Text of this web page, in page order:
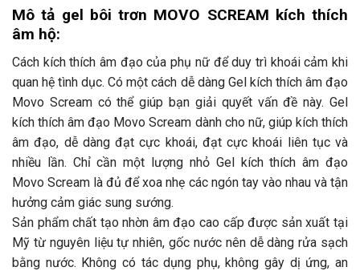
Mô tả gel bôi trơn MOVO SCREAM kích thích
âm hộ:
Cách kích thích âm đạo của phụ nữ để duy trì khoái cảm khi
quan hệ tình dục. Có một cách dễ dàng Gel kích thích âm đạo
Movo Scream có thể giúp bạn giải quyết vấn đề này. Gel
kích thích âm đạo Movo Scream dành cho nữ, giúp kích thích
âm đạo, dễ dàng đạt cực khoái, đạt cực khoái liên tục và
nhiều lần. Chỉ cần một lượng nhỏ Gel kích thích âm đạo
Movo Scream là đủ để xoa nhẹ các ngón tay vào nhau và tận
hưởng cảm giác sung sướng.
Sản phẩm chất tạo nhờn âm đạo cao cấp được sản xuất tại
Mỹ từ nguyên liệu tự nhiên, gốc nước nên dễ dàng rửa sạch
bằng nước. Không có tác dụng phụ, không gây dị ứng, an